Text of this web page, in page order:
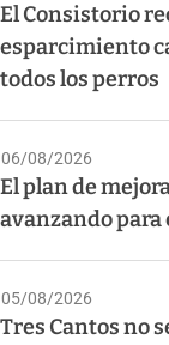
El Consistorio
esparcimiento
todos los perros
06/08/2026
El plan de
avanzando
05/08/2026
Tres Cantos no